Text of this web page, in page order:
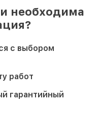
необходима
с выбором
работ
гарантийный